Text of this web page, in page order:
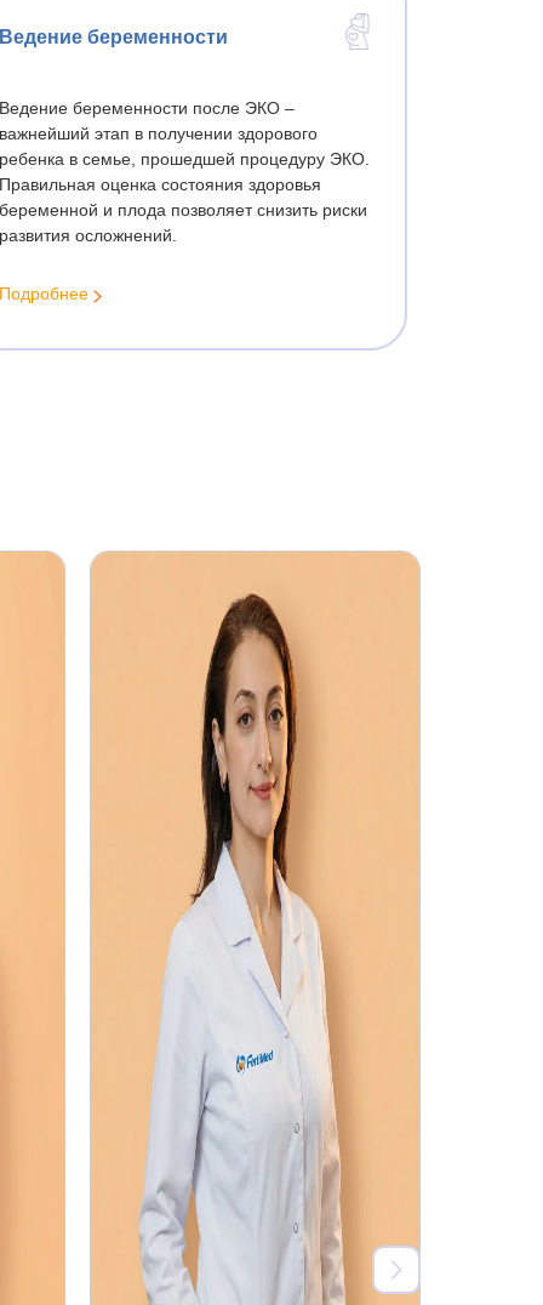
Лечение гинекологических
заболеваний методом HIFU
шейки матки методом HIFU
Что такое HIFU
Лечение цервицита шейки матки
Лечение рубцов на шейке матки
Лечение лейкоплакии шейки матки
Ведение беременности
Ведение беременности после ЭКО –
важнейший этап в получении здорового
ребенка в семье, прошедшей процедуру ЭКО.
Правильная оценка состояния здоровья
беременной и плода позволяет снизить риски
развития осложнений.
Подробнее